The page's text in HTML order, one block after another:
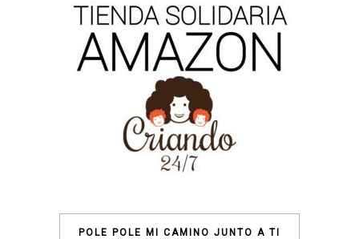
POLE POLE MI CAMINO JUNTO A TI